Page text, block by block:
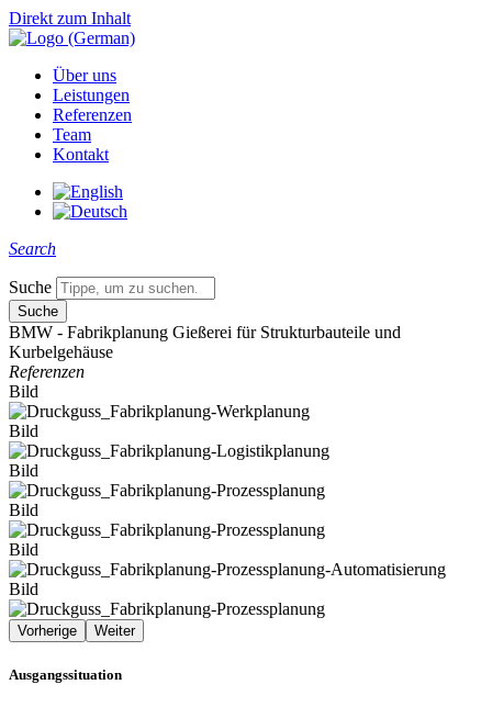
Direkt zum Inhalt
Über uns
Leistungen
Referenzen
Team
Kontakt
Search
Suche
BMW - Fabrikplanung Gießerei für Strukturbauteile und
Kurbelgehäuse
Referenzen
Bild
Bild
Bild
Bild
Bild
Bild
Vorherige Weiter
Ausgangssituation